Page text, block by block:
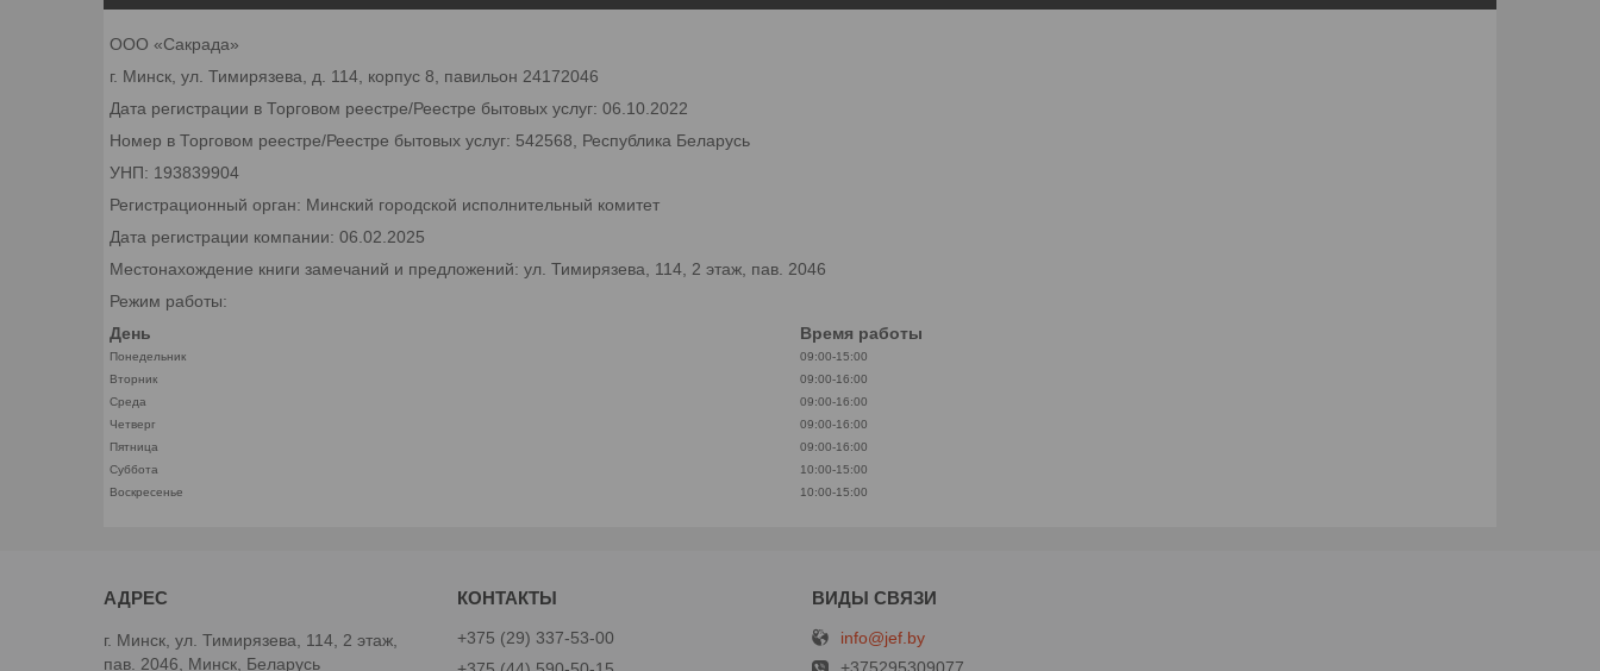
ООО «Сакрада»
г. Минск, ул. Тимирязева, д. 114, корпус 8, павильон 24172046
Дата регистрации в Торговом реестре/Реестре бытовых услуг: 06.10.2022
Номер в Торговом реестре/Реестре бытовых услуг: 542568, Республика Беларусь
УНП: 193839904
Регистрационный орган: Минский городской исполнительный комитет
Дата регистрации компании: 06.02.2025
Местонахождение книги замечаний и предложений: ул. Тимирязева, 114, 2 этаж, пав. 2046
Режим работы:
День
Время работы
Понедельник
09:00-15:00
Вторник
09:00-16:00
Среда
09:00-16:00
Четверг
09:00-16:00
Пятница
09:00-16:00
Суббота
10:00-15:00
Воскресенье
10:00-15:00
г. Минск, ул. Тимирязева, 114, 2 этаж,
пав. 2046, Минск, Беларусь
+375 (29) 337-53-00
info@jef.by
+375295309077